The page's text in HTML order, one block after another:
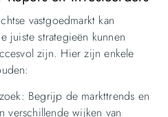
vastgoedmarkt kan
juiste strategieën kunnen
zijn. Hier zijn enkele
Begrijp de markttrends en
verschillende wijken van